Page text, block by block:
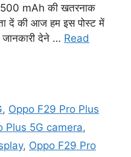
mAh की खतरनाक
दें की आज हम इस पोस्ट में
देने … Read
, Oppo F29 Pro Plus
Plus 5G camera,
, Oppo F29 Pro